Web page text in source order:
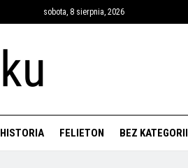
sobota, 8 sierpnia, 2026
HISTORIA FELIETON BEZ KATEGORII